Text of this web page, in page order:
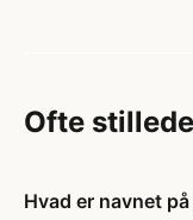
Ofte
Hvad er navnet